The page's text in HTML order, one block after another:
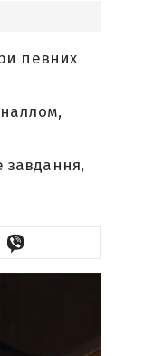
певних
завдання,